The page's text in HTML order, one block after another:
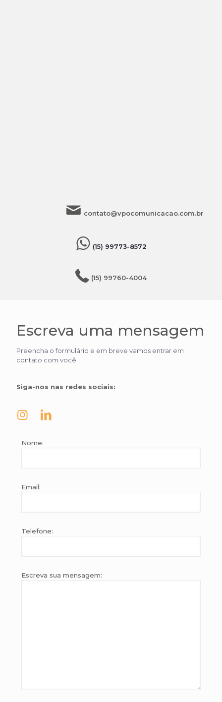
contato@vpocomunicacao.com.br
(15) 99773-8572
(15) 99760-4004
Escreva uma mensagem
Preencha o formulário e em breve vamos entrar em
contato com você.
Siga-nos nas redes sociais:
Nome:
Email:
Telefone:
Escreva sua mensagem: